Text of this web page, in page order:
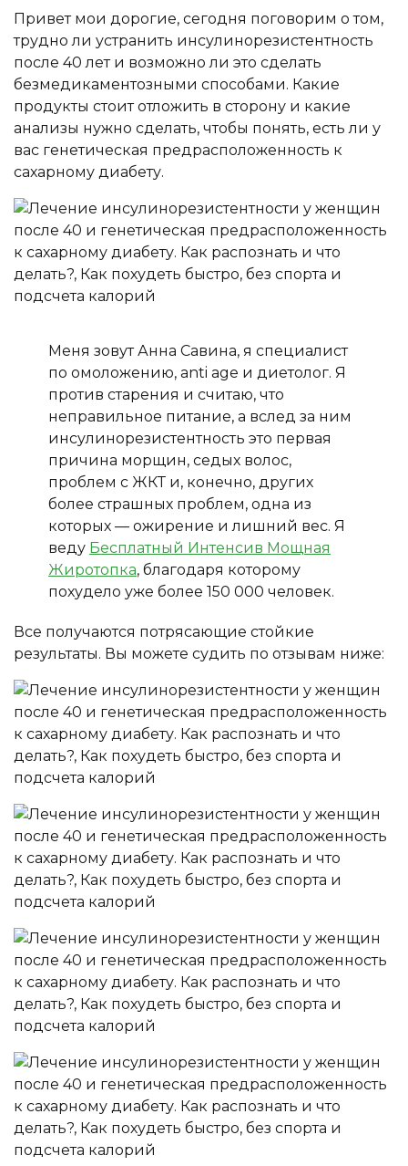
Привет мои дорогие, сегодня поговорим о том,
трудно ли устранить инсулинорезистентность
после 40 лет и возможно ли это сделать
безмедикаментозными способами. Какие
продукты стоит отложить в сторону и какие
анализы нужно сделать, чтобы понять, есть ли у
вас генетическая предрасположенность к
сахарному диабету.
Меня зовут Анна Савина, я специалист
по омоложению, anti age и диетолог. Я
против старения и считаю, что
неправильное питание, а вслед за ним
инсулинорезистентность это первая
причина морщин, седых волос,
проблем с ЖКТ и, конечно, других
более страшных проблем, одна из
которых — ожирение и лишний вес. Я
веду Бесплатный Интенсив Мощная
Жиротопка, благодаря которому
похудело уже более 150 000 человек.
Все получаются потрясающие стойкие
результаты. Вы можете судить по отзывам ниже: